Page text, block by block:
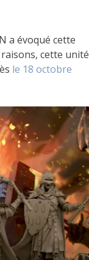
a évoqué cette
cette unité
le 18 octobre